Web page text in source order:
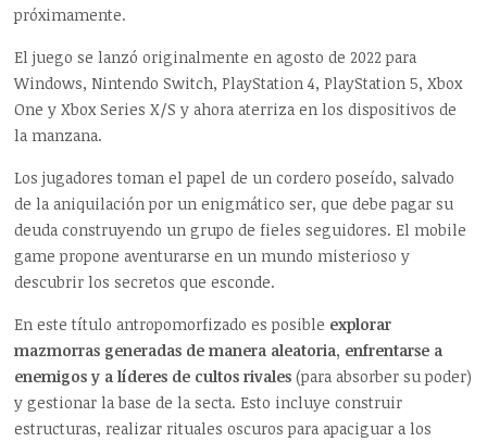
próximamente.
El juego se lanzó originalmente en agosto de 2022 para
Windows, Nintendo Switch, PlayStation 4, PlayStation 5, Xbox
One y Xbox Series X/S y ahora aterriza en los dispositivos de
la manzana.
Los jugadores toman el papel de un cordero poseído, salvado
de la aniquilación por un enigmático ser, que debe pagar su
deuda construyendo un grupo de fieles seguidores. El mobile
game propone aventurarse en un mundo misterioso y
descubrir los secretos que esconde.
En este título antropomorfizado es posible explorar
mazmorras generadas de manera aleatoria, enfrentarse a
enemigos y a líderes de cultos rivales (para absorber su poder)
y gestionar la base de la secta. Esto incluye construir
estructuras, realizar rituales oscuros para apaciguar a los